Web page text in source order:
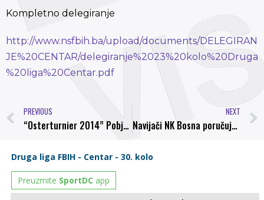
Kompletno delegiranje
http://www.nsfbih.ba/upload/documents/DELEGIRAN
JE%20CENTAR/delegiranje%2023%20kolo%20Druga
%20liga%20Centar.pdf
PREVIOUS
“Osterturnier 2014” Pobjedom nad Bochumom u finalu, kadeti Bosne osvojili turnir u Berlinu
NEXT
Navijači NK Bosna poručuju, SRCE NA TEREN